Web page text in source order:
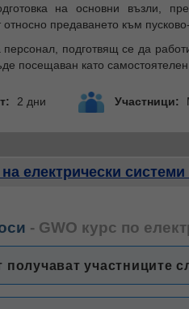
на основни възли,
предаването към
подготвящ се да
посещаван като
2 дни Участници:
електрически
- GWO курс по
получават участниците